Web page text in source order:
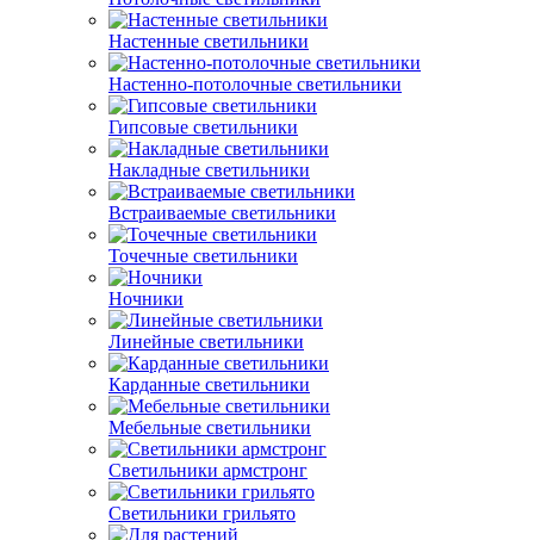
Настенные светильники
Настенно-потолочные светильники
Гипсовые светильники
Накладные светильники
Встраиваемые светильники
Точечные светильники
Ночники
Линейные светильники
Карданные светильники
Мебельные светильники
Светильники армстронг
Светильники грильято